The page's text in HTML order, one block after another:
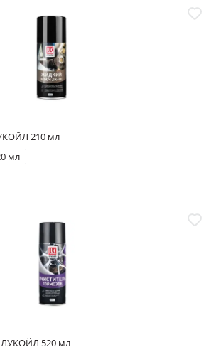
210 мл
мл
ЛУКОЙЛ 520 мл